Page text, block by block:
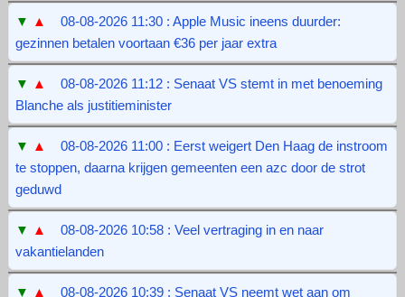
▼ ▲
08-08-2026 11:30 : Apple Music ineens duurder:
gezinnen betalen voortaan €36 per jaar extra
▼ ▲
08-08-2026 11:12 : Senaat VS stemt in met benoeming
Blanche als justitieminister
▼ ▲
08-08-2026 11:00 : Eerst weigert Den Haag de instroom
te stoppen, daarna krijgen gemeenten een azc door de strot
geduwd
▼ ▲
08-08-2026 10:58 : Veel vertraging in en naar
vakantielanden
▼ ▲ 08-08-2026 10:39 : Senaat VS neemt wet aan om